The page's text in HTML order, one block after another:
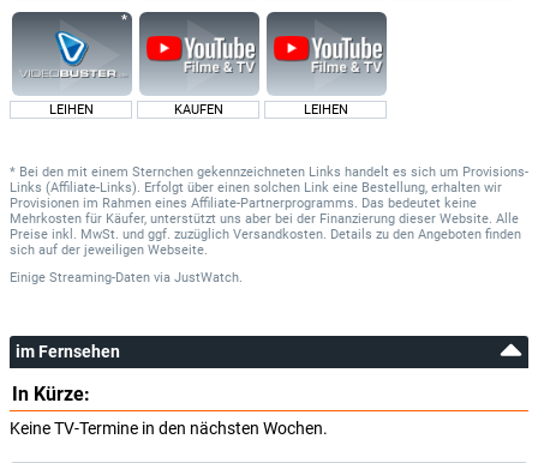
LEIHEN KAUFEN LEIHEN
* Bei den mit einem Sternchen gekennzeichneten Links handelt es sich um Provisions-
Links (Affiliate-Links). Erfolgt über einen solchen Link eine Bestellung, erhalten wir
Provisionen im Rahmen eines Affiliate-Partnerprogramms. Das bedeutet keine
Mehrkosten für Käufer, unterstützt uns aber bei der Finanzierung dieser Website. Alle
Preise inkl. MwSt. und ggf. zuzüglich Versandkosten. Details zu den Angeboten finden
sich auf der jeweiligen Webseite.
Einige Streaming-Daten via JustWatch.
im Fernsehen
In Kürze:
Keine TV-Termine in den nächsten Wochen.